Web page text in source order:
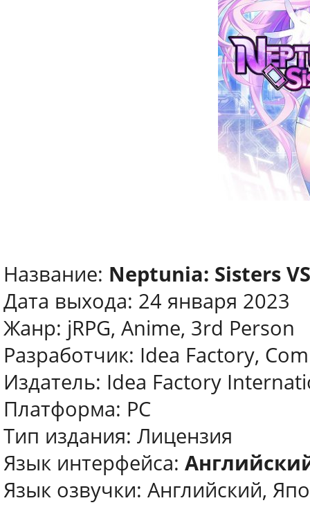
Название: Neptunia: Sisters
Дата выхода: 24 января 2023
Жанр: jRPG, Anime, 3rd Person
Разработчик: Idea Factory,
Издатель: Idea Factory
Платформа: PC
Тип издания: Лицензия
Язык интерфейса:
Язык озвучки: Английский,